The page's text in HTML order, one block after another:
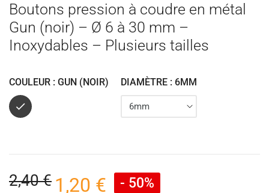
Boutons pression à coudre en métal
Gun (noir) – Ø 6 à 30 mm –
Inoxydables – Plusieurs tailles
COULEUR : GUN (NOIR)
Gun
(Noir)
DIAMÈTRE : 6MM
2,40 € 1,20 € - 50%